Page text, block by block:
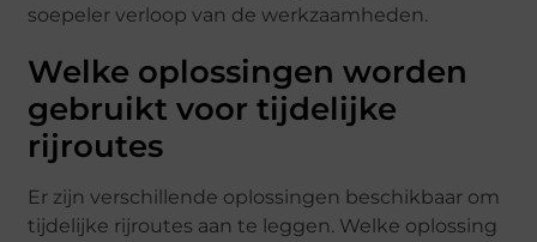
soepeler verloop van de werkzaamheden.
Welke oplossingen worden
gebruikt voor tijdelijke
rijroutes
Er zijn verschillende oplossingen beschikbaar om
tijdelijke rijroutes aan te leggen. Welke oplossing